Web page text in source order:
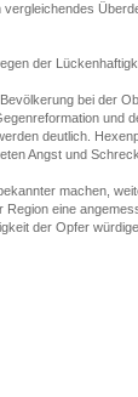
der
bei der
und
deutlich.
Angst und
machen,
Region eine
der Opfer